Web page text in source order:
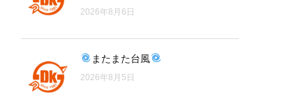
2026年8月6日
またまた台風
2026年8月5日